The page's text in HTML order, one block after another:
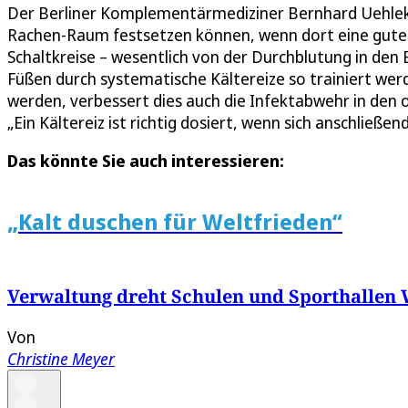
Der Berliner Komplementärmediziner Bernhard
Rachen-Raum festsetzen können, wenn dort eine
Schaltkreise – wesentlich von der Durchblutung in
Füßen durch systematische Kältereize so trainiert
werden, verbessert dies auch die Infektabwehr in
„Ein Kältereiz ist richtig dosiert, wenn sich
Das könnte Sie auch interessieren:
„Kalt duschen für Weltfrieden“
Verwaltung dreht Schulen und Sporthallen
Von
Christine Meyer